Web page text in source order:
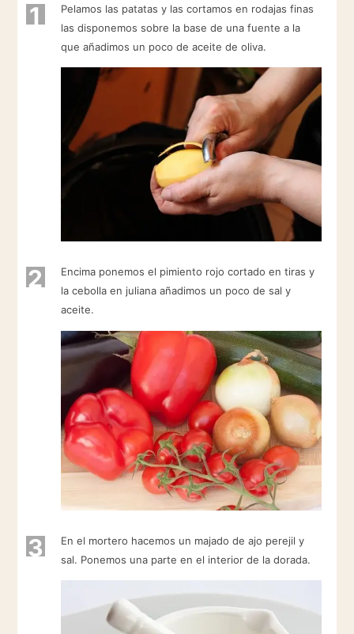
1
Pelamos las patatas y las cortamos en rodajas finas
las disponemos sobre la base de una fuente a la
que añadimos un poco de aceite de oliva.
2
Encima ponemos el pimiento rojo cortado en tiras y
la cebolla en juliana añadimos un poco de sal y
aceite.
3
En el mortero hacemos un majado de ajo perejil y
sal. Ponemos una parte en el interior de la dorada.